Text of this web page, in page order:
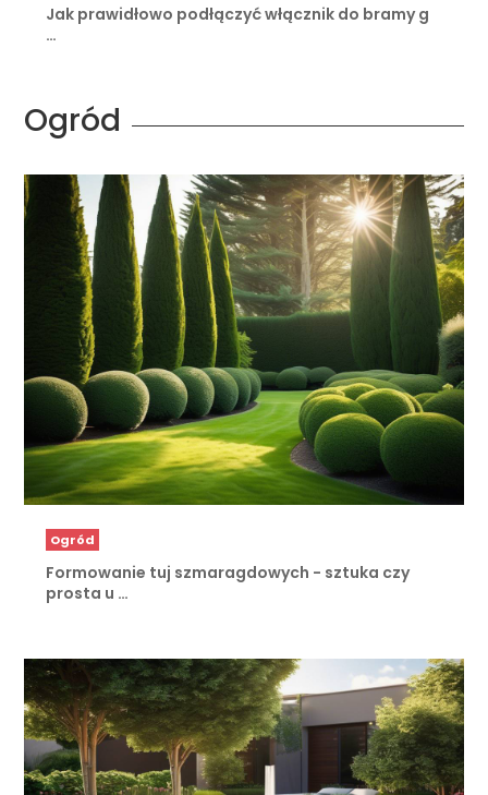
Jak prawidłowo podłączyć włącznik do bramy g
…
Ogród
Ogród
Formowanie tuj szmaragdowych - sztuka czy
prosta u …